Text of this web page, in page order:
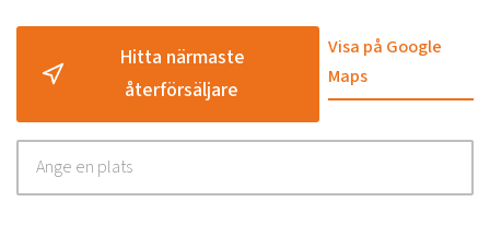
Hitta närmaste
återförsäljare
Visa på Google
Maps